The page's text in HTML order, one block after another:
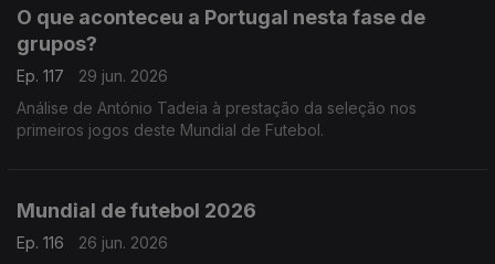
O que aconteceu a Portugal nesta fase de
grupos?
Ep. 117
29 jun. 2026
Análise de António Tadeia à prestação da seleção nos
primeiros jogos deste Mundial de Futebol.
Mundial de futebol 2026
Ep. 116
26 jun. 2026